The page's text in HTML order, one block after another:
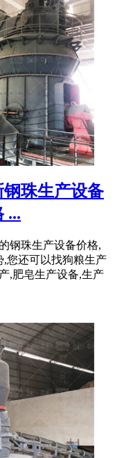
珠生产设备
...
钢珠生产设备价格,
您还可以找狗粮生产
,肥皂生产设备,生产